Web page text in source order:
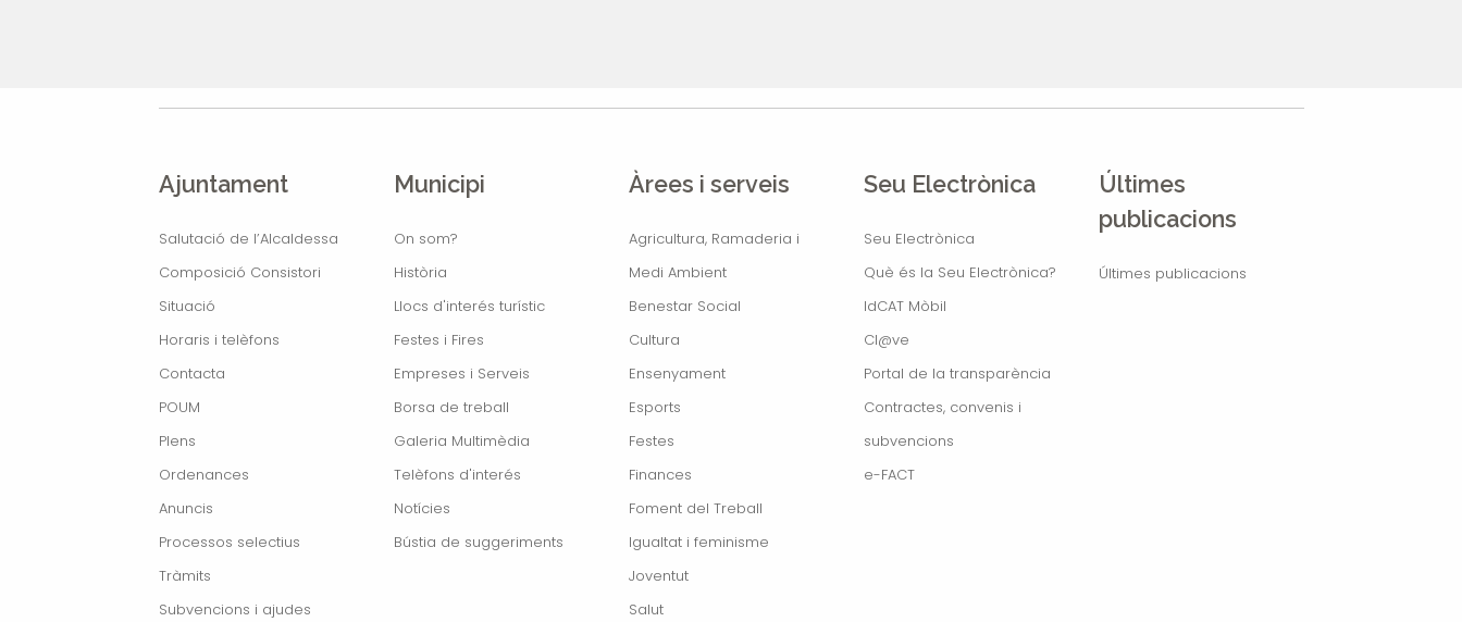
Ajuntament
Salutació de l’Alcaldessa
Composició Consistori
Situació
Horaris i telèfons
Contacta
POUM
Plens
Ordenances
Anuncis
Processos selectius
Tràmits
Subvencions i ajudes
Municipi
On som?
Història
Llocs d'interés turístic
Festes i Fires
Empreses i Serveis
Borsa de treball
Galeria Multimèdia
Telèfons d'interés
Notícies
Bústia de suggeriments
Àrees i serveis
Agricultura, Ramaderia i
Medi Ambient
Benestar Social
Cultura
Ensenyament
Esports
Festes
Finances
Foment del Treball
Igualtat i feminisme
Joventut
Salut
Seu Electrònica
Seu Electrònica
Què és la Seu Electrònica?
IdCAT Mòbil
Cl@ve
Portal de la transparència
Contractes, convenis i
subvencions
e-FACT
Últimes
publicacions
Últimes publicacions